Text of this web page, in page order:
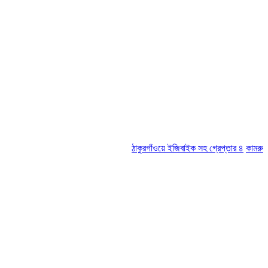
ঠাকুরগাঁওয়ে ইজিবাইক সহ গ্রেপ্তার ৪ কামরুল-জসিম